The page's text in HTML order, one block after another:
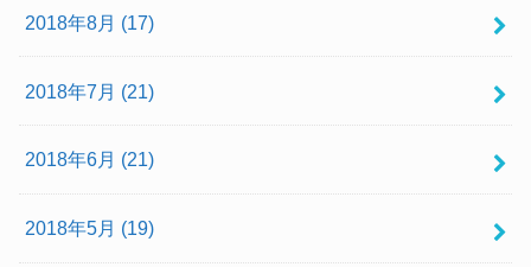
2018年8月 (17)
2018年7月 (21)
2018年6月 (21)
2018年5月 (19)